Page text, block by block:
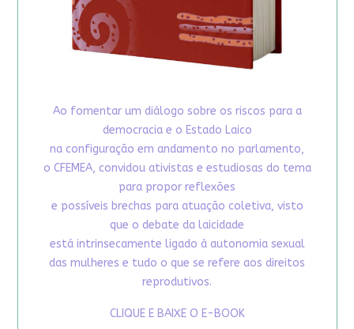
Ao fomentar um diálogo sobre os riscos para a
democracia e o Estado Laico
na configuração em andamento no parlamento,
o CFEMEA, convidou ativistas e estudiosas do tema
para propor reflexões
e possíveis brechas para atuação coletiva, visto
que o debate da laicidade
está intrinsecamente ligado à autonomia sexual
das mulheres e tudo o que se refere aos direitos
reprodutivos.
CLIQUE E BAIXE O E-BOOK